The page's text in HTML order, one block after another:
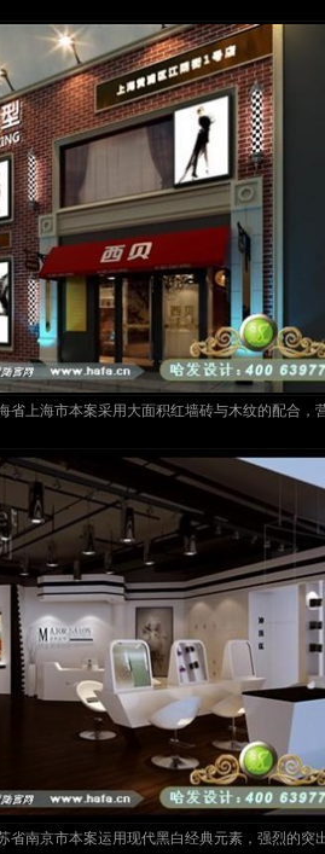
省上海市本案采用大面积红墙砖与木纹的配合，
省南京市本案运用现代黑白经典元素，强烈的突